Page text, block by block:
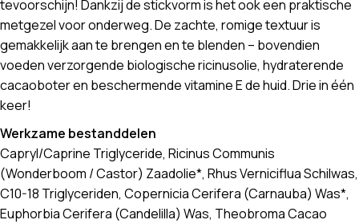
tevoorschijn! Dankzij de stickvorm is het ook een praktische
metgezel voor onderweg. De zachte, romige textuur is
gemakkelijk aan te brengen en te blenden – bovendien
voeden verzorgende biologische ricinusolie, hydraterende
cacaoboter en beschermende vitamine E de huid. Drie in één
keer!
Werkzame bestanddelen
Capryl/Caprine Triglyceride, Ricinus Communis
(Wonderboom / Castor) Zaadolie*, Rhus Verniciflua Schilwas,
C10-18 Triglyceriden, Copernicia Cerifera (Carnauba) Was*,
Euphorbia Cerifera (Candelilla) Was, Theobroma Cacao